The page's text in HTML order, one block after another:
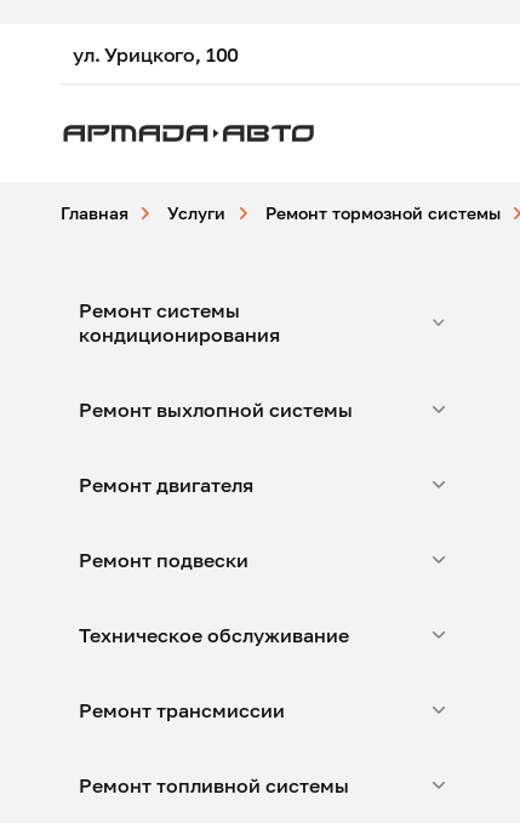
ул. Урицкого, 100
Главная Услуги Ремонт тормозной системы
Ремонт системы
кондиционирования
Ремонт выхлопной системы
Ремонт двигателя
Ремонт подвески
Техническое обслуживание
Ремонт трансмиссии
Ремонт топливной системы